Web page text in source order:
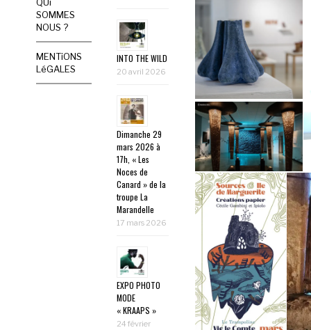
SOMMES
NOUS ?
MENTiONS
LéGALES
INTO THE WILD
20 avril 2026
Dimanche 29
mars 2026 à
17h, « Les
Noces de
Canard » de la
troupe La
Marandelle
17 mars 2026
EXPO PHOTO
MODE
« KRAAPS »
24 février